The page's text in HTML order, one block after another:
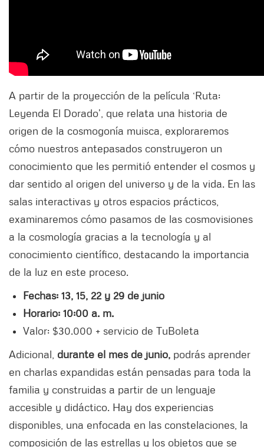
A partir de la proyección de la película ‘Ruta:
Leyenda El Dorado’, que relata una historia de
origen de la cosmogonía muisca, exploraremos
cómo nuestros antepasados construyeron un
conocimiento que les permitió entender el cosmos y
dar sentido al origen del universo y de la vida. En las
salas interactivas y otros espacios prácticos,
examinaremos cómo pasamos de las cosmovisiones
a la cosmología gracias a la tecnología y al
conocimiento científico, destacando la importancia
de la luz en este proceso.
Fechas: 13, 15, 22 y 29 de junio
Horario: 10:00 a. m.
Valor: $30.000 + servicio de TuBoleta
Adicional, durante el mes de junio, podrás aprender
en charlas expandidas están pensadas para toda la
familia y construidas a partir de un lenguaje
accesible y didáctico. Hay dos experiencias
disponibles, una enfocada en las constelaciones, la
composición de las estrellas y los objetos que se